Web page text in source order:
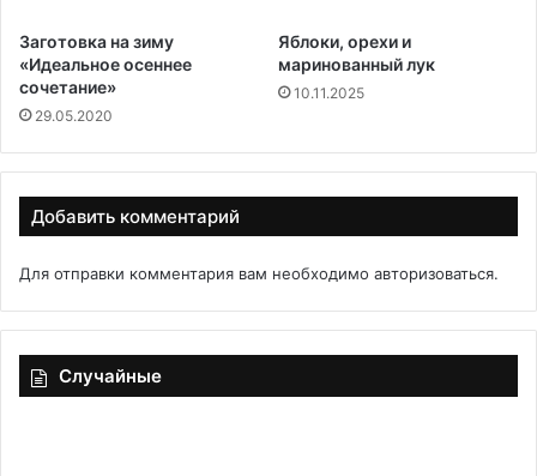
Заготовка на зиму
«Идеальное осеннее
сочетание»
29.05.2020
Яблоки, орехи и
маринованный лук
10.11.2025
Добавить комментарий
Для отправки комментария вам необходимо авторизоваться.
Случайные